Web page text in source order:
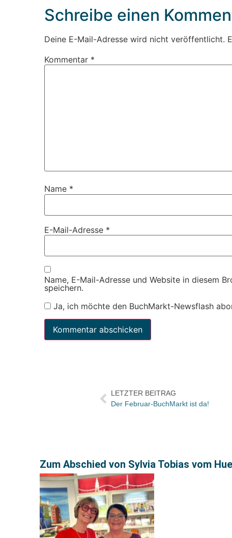
Schreibe einen
Deine E-Mail-Adresse wird nicht veröffentlicht.
Kommentar *
Name *
E-Mail-Adresse *
Name, E-Mail-Adresse und Website in diesem
speichern.
Ja, ich möchte den BuchMarkt-Newsflash
LETZTER BEITRAG
Der Februar-BuchMarkt ist da!
Zum Abschied von Sylvia Tobias vom